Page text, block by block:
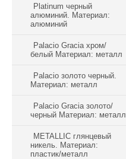
Platinum черный
алюминий. Материал:
алюминий
Palacio Gracia хром/
белый Материал: металл
Palacio золото черный.
Материал: металл
Palacio Gracia золото/
черный Материал: металл
METALLIC глянцевый
никель. Материал:
пластик/металл